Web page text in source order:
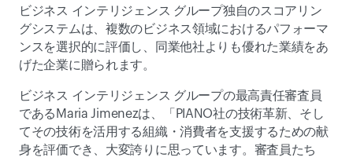
ビジネス インテリジェンス グループ独自のスコアリン
グシステムは、複数のビジネス領域におけるパフォーマ
ンスを選択的に評価し、同業他社よりも優れた業績をあ
げた企業に贈られます。
ビジネス インテリジェンス グループの最高責任審査員
であるMaria Jimenezは、「PIANO社の技術革新、そし
てその技術を活用する組織・消費者を支援するための献
身を評価でき、大変誇りに思っています。審査員たち